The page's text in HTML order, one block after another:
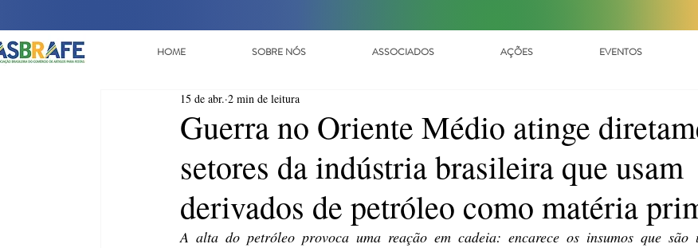
HOME SOBRE NÓS ASSOCIADOS AÇÕES EVENTOS
Guerra no Oriente Médio atinge
setores da indústria brasileira que usam
derivados de petróleo como matéria
15 de abr. 2 min de leitura
A alta do petróleo provoca uma reação em cadeia: encarece os insumos que são